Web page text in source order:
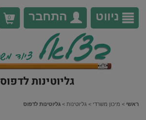
נגישות
אתר
המרכזי
ניווט התחבר 0
גליוטינות לדפוס
ראשי > מיכון משרדי > גליוטינות > גליוטינות לדפוס